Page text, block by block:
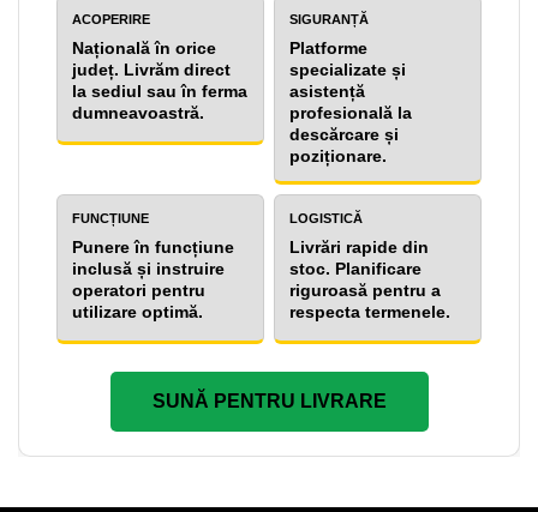
ACOPERIRE
Națională în orice
județ. Livrăm direct
la sediul sau în ferma
dumneavoastră.
SIGURANȚĂ
Platforme
specializate și
asistență
profesională la
descărcare și
poziționare.
FUNCȚIUNE
Punere în funcțiune
inclusă și instruire
operatori pentru
utilizare optimă.
LOGISTICĂ
Livrări rapide din
stoc. Planificare
riguroasă pentru a
respecta termenele.
SUNĂ PENTRU LIVRARE